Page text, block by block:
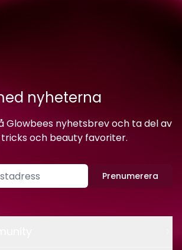
nyheterna
Glowbees nyhetsbrev och ta del av
och beauty favoriter.
Prenumerera